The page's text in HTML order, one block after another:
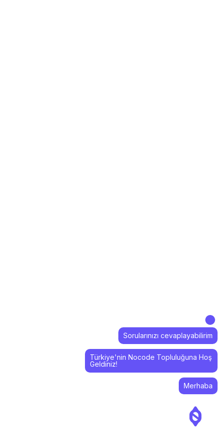
Merhaba
Türkiye'nin Nocode Topluluğuna Hoş
Geldiniz!
Sorularınızı cevaplayabilirim